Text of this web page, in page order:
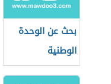
بحث عن الوحدة
الوطنية